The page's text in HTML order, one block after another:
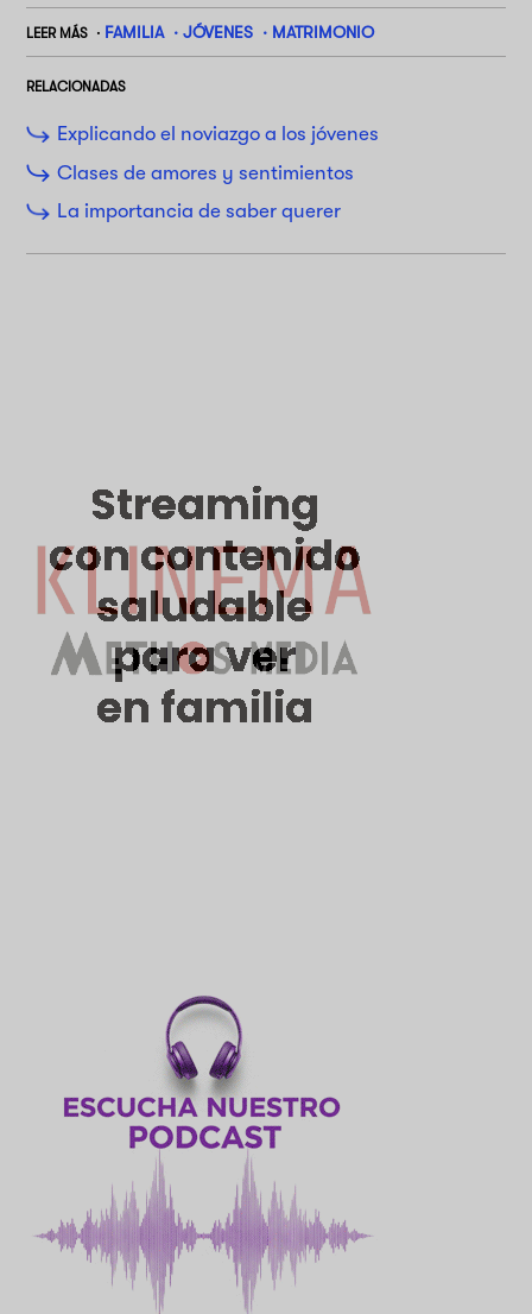
LEER MÁS FAMILIA JÓVENES MATRIMONIO
RELACIONADAS
Explicando el noviazgo a los jóvenes
Clases de amores y sentimientos
La importancia de saber querer